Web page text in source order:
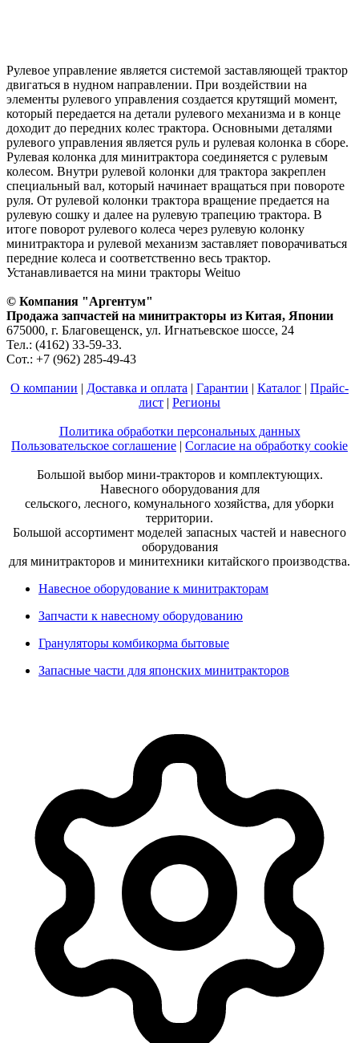
Рулевое управление является системой заставляющей трактор
двигаться в нудном направлении. При воздействии на
элементы рулевого управления создается крутящий момент,
который передается на детали рулевого механизма и в конце
доходит до передних колес трактора. Основными деталями
рулевого управления является руль и рулевая колонка в сборе.
Рулевая колонка для минитрактора соединяется с рулевым
колесом. Внутри рулевой колонки для трактора закреплен
специальный вал, который начинает вращаться при повороте
руля. От рулевой колонки трактора вращение предается на
рулевую сошку и далее на рулевую трапецию трактора. В
итоге поворот рулевого колеса через рулевую колонку
минитрактора и рулевой механизм заставляет поворачиваться
передние колеса и соответственно весь трактор.
Устанавливается на мини тракторы Weituo
© Компания "Аргентум"
Продажа запчастей на минитракторы из Китая, Японии
675000, г. Благовещенск, ул. Игнатьевское шоссе, 24
Тел.: (4162) 33-59-33.
Сот.: +7 (962) 285-49-43
О компании | Доставка и оплата | Гарантии | Каталог | Прайс-
лист | Регионы
Политика обработки персональных данных
Пользовательское соглашение | Согласие на обработку cookie
Большой выбор мини-тракторов и комплектующих.
Навесного оборудования для
сельского, лесного, комунального хозяйства, для уборки
территории.
Большой ассортимент моделей запасных частей и навесного
оборудования
для минитракторов и минитехники китайского производства.
Навесное оборудование к минитракторам
Запчасти к навесному оборудованию
Грануляторы комбикорма бытовые
Запасные части для японских минитракторов